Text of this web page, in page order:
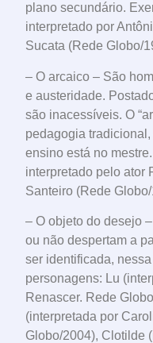
plano secundário.
interpretado por
Sucata (Rede Globo/
– O arcaico – São
e austeridade.
são inacessíveis. O
pedagogia
ensino está no
interpretado pelo ator
Santeiro (Rede
– O objeto do desejo
ou não despertam a
ser identificada,
personagens: Lu
Renascer. Rede
(interpretada por
Globo/2004), Clotilde